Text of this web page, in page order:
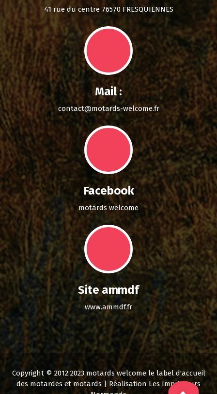
41 rue du centre 76570 FRESQUIENNES
Mail :
contact@motards-welcome.fr
Facebook
motards welcome
Site ammdf
www.ammdf.fr
Copyright © 2012 2023 motards welcome le label d'accueil
des motardes et motards | Réalisation Les Imprimeurs